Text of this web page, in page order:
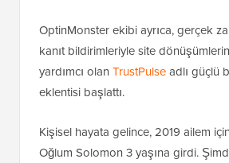
OptinMonster ekibi ayrıca, gerçek
kanıt bildirimleriyle site
yardımcı olan TrustPulseadlı güçlü
eklentisi başlattı.
Kişisel hayata gelince, 2019 ailem
Oğlum Solomon 3 yaşına girdi.